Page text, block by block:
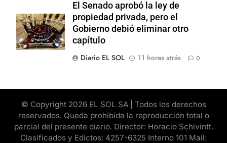
El Senado aprobó la ley de
propiedad privada, pero el
Gobierno debió eliminar otro
capítulo
Diario EL SOL
11 horas atrás 0
© Copyright 2026 EL SOL SA | Todos los derechos
reservados. Queda prohibida la reproducción total o
parcial del presente diario. Director: Horacio Schivintt.
Clasificados y Edictos: 4257-6325 Interno 101 Mail: